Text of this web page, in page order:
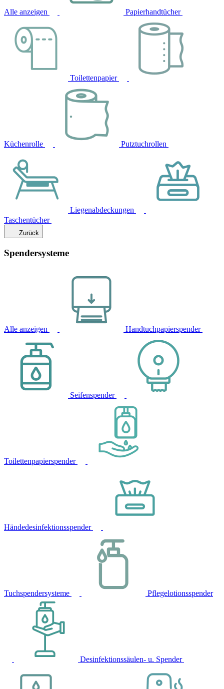
Alle anzeigen Papierhandtücher
Toilettenpapier
Küchenrolle Putztuchrollen
Liegenabdeckungen
Taschentücher
Zurück
Spendersysteme
Alle anzeigen Handtuchpapierspender
Seifenspender
Toilettenpapierspender
Händedesinfektionsspender
Tuchspendersysteme Pflegelotionsspender
Desinfektionssäulen- u. Spender